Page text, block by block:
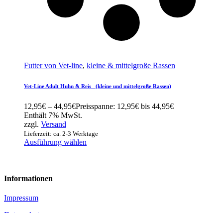
Futter von Vet-line, kleine & mittelgroße Rassen
Vet-Line Adult Huhn & Reis (kleine und mittelgroße Rassen)
12,95€ – 44,95€Preisspanne: 12,95€ bis 44,95€
Enthält 7% MwSt.
zzgl. Versand
Lieferzeit: ca. 2-3 Werktage
Ausführung wählen
Informationen
Impressum